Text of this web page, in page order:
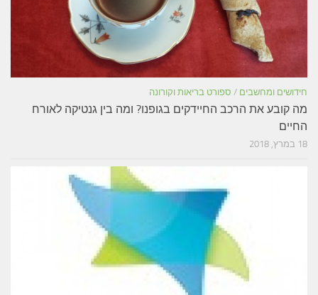
חידושים ומחשבים / ספורט בריאות וקורונה
מה קובע את הרכב החיידקים בגופנו? ומה בין גנטיקה לאורח
החיים
18 במרץ, 2018